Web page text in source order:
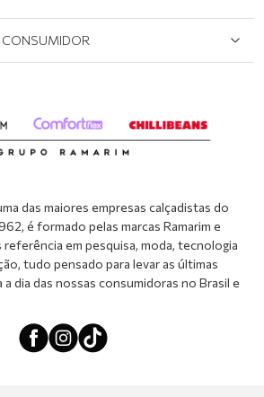
(51) 2160-0740
das maiores empresas calçadistas do
é formado pelas marcas Ramarim e
em pesquisa, moda, tecnologia
tudo pensado para levar as últimas
dia das nossas consumidoras no Brasil e